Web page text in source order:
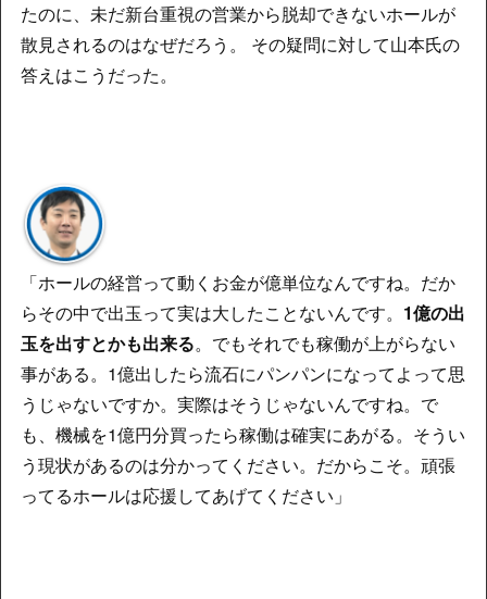
たのに、未だ新台重視の営業から脱却できないホールが
散見されるのはなぜだろう。 その疑問に対して山本氏の
答えはこうだった。
「ホールの経営って動くお金が億単位なんですね。だか
らその中で出玉って実は大したことないんです。 1億の出
玉を出すとかも出来る。でもそれでも稼働が上がらない
事がある。1億出したら流石にパンパンになってよって思
うじゃないですか。実際はそうじゃないんですね。で
も、機械を1億円分買ったら稼働は確実にあがる。そうい
う現状があるのは分かってください。だからこそ。頑張
ってるホールは応援してあげてください」